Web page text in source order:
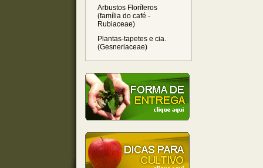
Arbustos Floríferos
(família do café -
Rubiaceae)
Plantas-tapetes e cia.
(Gesneriaceae)